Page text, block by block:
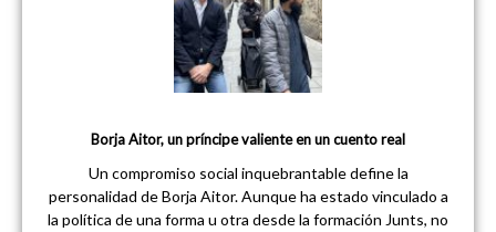
Borja Aitor, un príncipe valiente en un cuento real
Un compromiso social inquebrantable define la
personalidad de Borja Aitor. Aunque ha estado vinculado a
la política de una forma u otra desde la formación Junts, no